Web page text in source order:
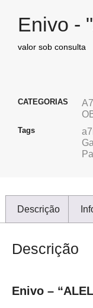
Enivo -
valor sob consulta
CATEGORIAS
Tags
Descrição
Descrição
Enivo –